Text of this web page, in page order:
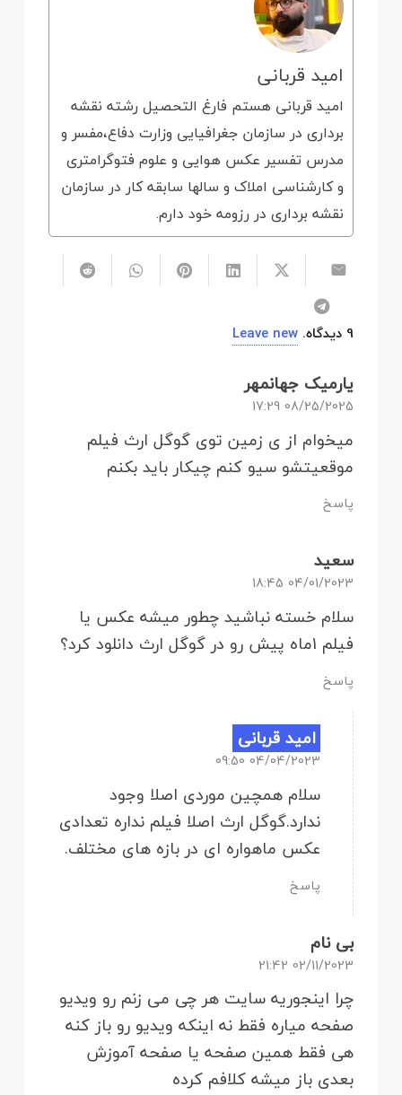
امید قربانی
امید قربانی هستم فارغ التحصیل رشته نقشه
برداری در سازمان جغرافیایی وزارت دفاع،مفسر و
مدرس تفسیر عکس هوایی و علوم فتوگرامتری
و کارشناسی املاک و سالها سابقه کار در سازمان
نقشه برداری در رزومه خود دارم.
9 دیدگاه.
Leave new
یارمیک جهانمهر
08/25/2025 17:29
میخوام از ی زمین توی گوگل ارث فیلم
موقعیتشو سیو کنم چیکار باید بکنم
پاسخ
سعید
04/01/2023 18:45
سلام خسته نباشید چطور میشه عکس یا
فیلم 1ماه پیش رو در گوگل ارث دانلود کرد؟
پاسخ
امید قربانی
04/04/2023 09:50
سلام همچین موردی اصلا وجود
ندارد.گوگل ارث اصلا فیلم نداره تعدادی
عکس ماهواره ای در بازه های مختلف.
پاسخ
بی نام
02/11/2023 21:42
چرا اینجوریه سایت هر چی می زنم رو ویدیو
صفحه میاره فقط نه اینکه ویدیو رو باز کنه
هی فقط همین صفحه یا صفحه آموزش
بعدی باز میشه کلافم کرده